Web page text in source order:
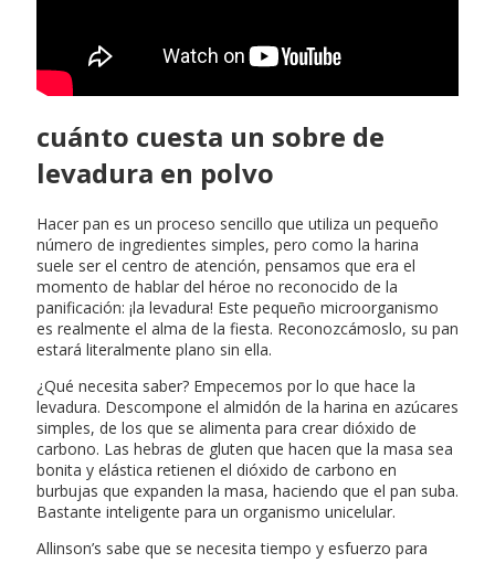
cuánto cuesta un sobre de
levadura en polvo
Hacer pan es un proceso sencillo que utiliza un pequeño
número de ingredientes simples, pero como la harina
suele ser el centro de atención, pensamos que era el
momento de hablar del héroe no reconocido de la
panificación: ¡la levadura! Este pequeño microorganismo
es realmente el alma de la fiesta. Reconozcámoslo, su pan
estará literalmente plano sin ella.
¿Qué necesita saber? Empecemos por lo que hace la
levadura. Descompone el almidón de la harina en azúcares
simples, de los que se alimenta para crear dióxido de
carbono. Las hebras de gluten que hacen que la masa sea
bonita y elástica retienen el dióxido de carbono en
burbujas que expanden la masa, haciendo que el pan suba.
Bastante inteligente para un organismo unicelular.
Allinson’s sabe que se necesita tiempo y esfuerzo para